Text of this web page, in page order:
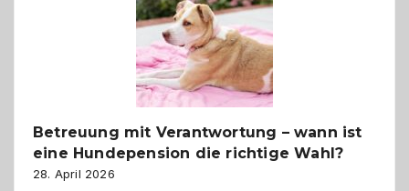
Betreuung mit Verantwortung – wann ist
eine Hundepension die richtige Wahl?
28. April 2026